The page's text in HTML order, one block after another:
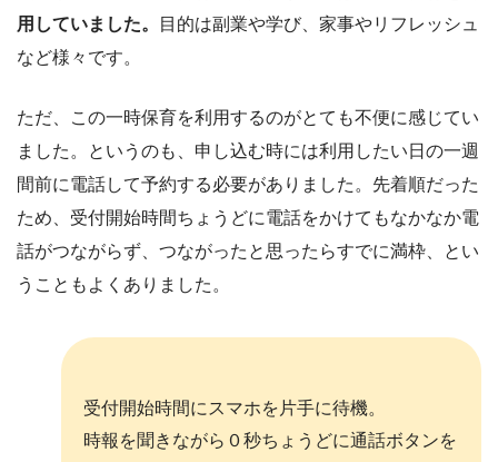
用していました。
目的は副業や学び、家事やリフレッシュ
など様々です。
ただ、この一時保育を利用するのがとても不便に感じてい
ました。というのも、申し込む時には利用したい日の一週
間前に電話して予約する必要がありました。先着順だった
ため、受付開始時間ちょうどに電話をかけてもなかなか電
話がつながらず、つながったと思ったらすでに満枠、とい
うこともよくありました。
受付開始時間にスマホを片手に待機。
時報を聞きながら０秒ちょうどに通話ボタンを